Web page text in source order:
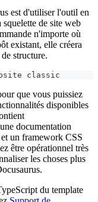
est d'utiliser l'outil en
de site web
n'importe où
existant, elle créera
structure.
classic
que vous puissiez
disponibles
documentation
et un framework CSS
être opérationnel très
les choses plus
du template